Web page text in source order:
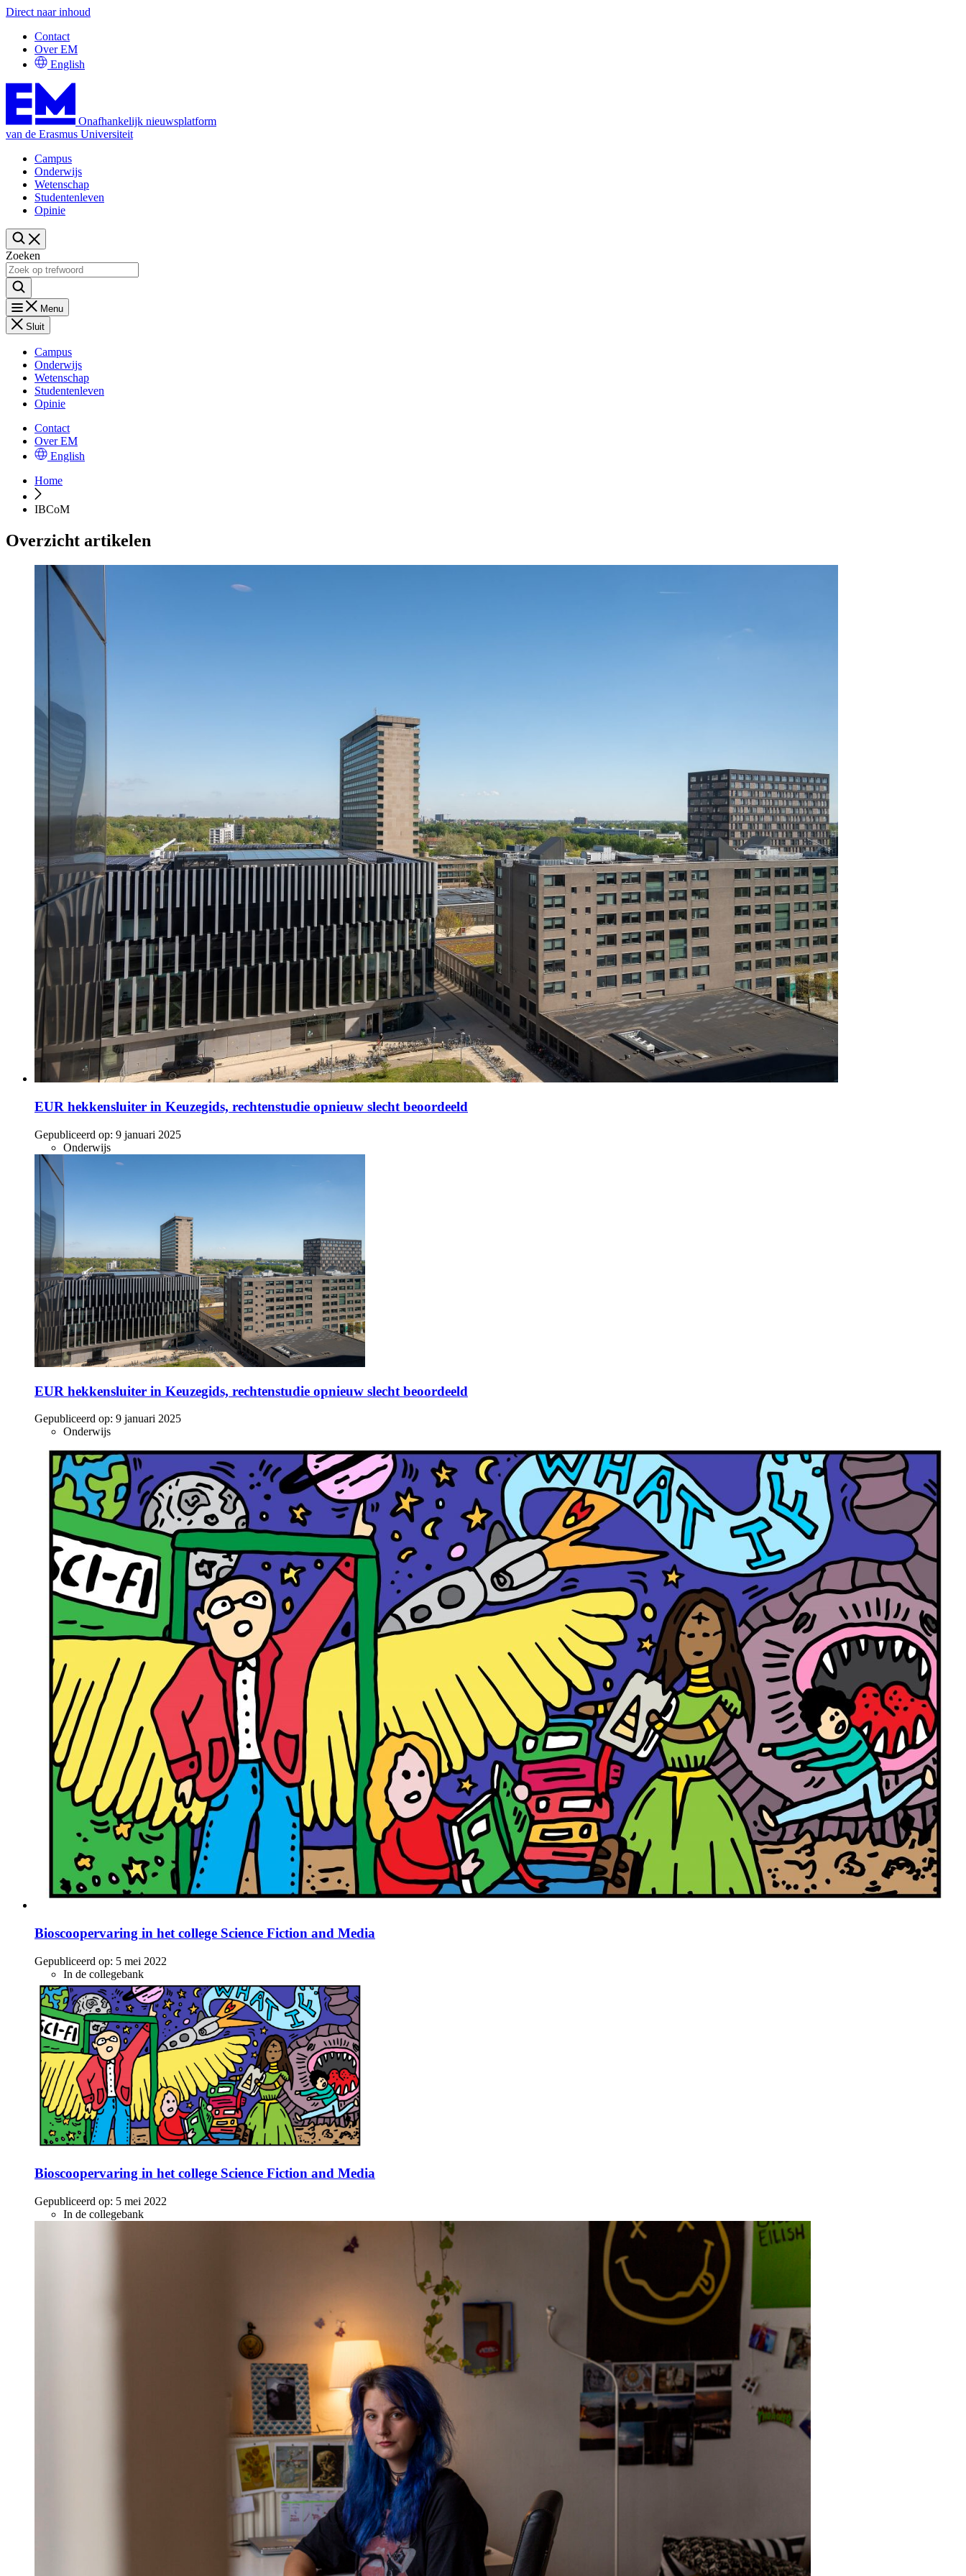
Direct naar inhoud
Contact
Over EM
English
Onafhankelijk nieuwsplatform
van de Erasmus Universiteit
Campus
Onderwijs
Wetenschap
Studentenleven
Opinie
Zoeken
Menu
Sluit
Campus
Onderwijs
Wetenschap
Studentenleven
Opinie
Contact
Over EM
English
Home
IBCoM
Overzicht artikelen
EUR hekkensluiter in Keuzegids, rechtenstudie opnieuw slecht beoordeeld
Gepubliceerd op: 9 januari 2025
Onderwijs
EUR hekkensluiter in Keuzegids, rechtenstudie opnieuw slecht beoordeeld
Gepubliceerd op: 9 januari 2025
Onderwijs
Bioscoopervaring in het college Science Fiction and Media
Gepubliceerd op: 5 mei 2022
In de collegebank
Bioscoopervaring in het college Science Fiction and Media
Gepubliceerd op: 5 mei 2022
In de collegebank